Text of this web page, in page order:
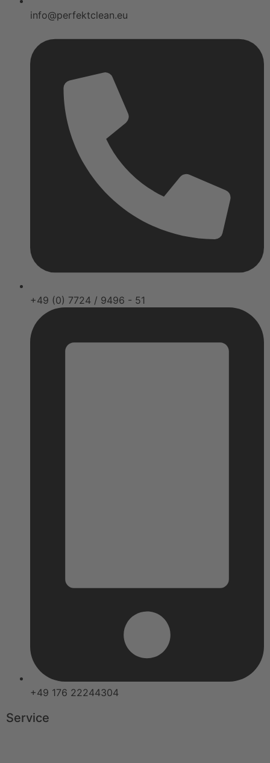
info@perfektclean.eu
+49 (0) 7724 / 9496 - 51
+49 176 22244304
Service